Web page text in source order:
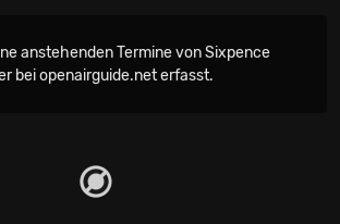
anstehenden Termine von Sixpence
bei openairguide.net erfasst.